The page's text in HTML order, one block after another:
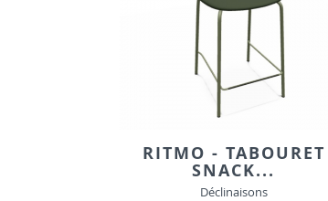
RITMO - TABOURET
SNACK...
Déclinaisons